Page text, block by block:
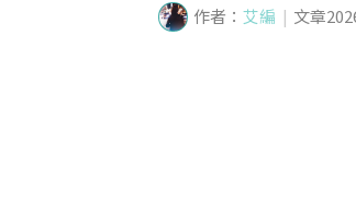
作者： 艾編 | 文章